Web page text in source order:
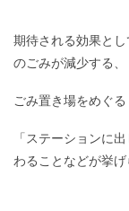
期待される効果と
のごみが減少する、
ごみ置き場をめぐる
「ステーションに
わることなどが挙げ